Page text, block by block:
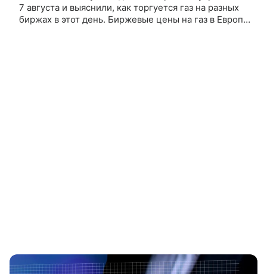
7 августа и выяснили, как торгуется газ на разных
биржах в этот день. Биржевые цены на газ в Европе